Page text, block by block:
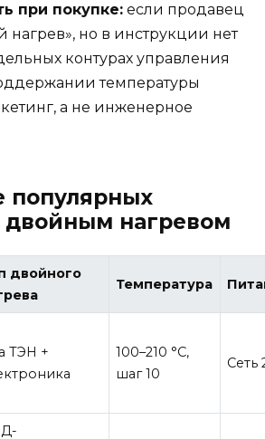
при покупке: если продавец
нагрев», но в инструкции нет
контурах управления
температуры
а не инженерное
популярных
двойным нагревом
двойного
Температура
ТЭН +
100–210 °C,
шаг 10
Сеть